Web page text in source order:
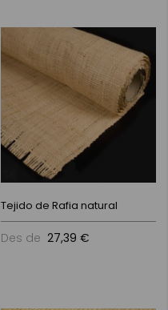
Tejido de Rafia natural
Des de 27,39 €